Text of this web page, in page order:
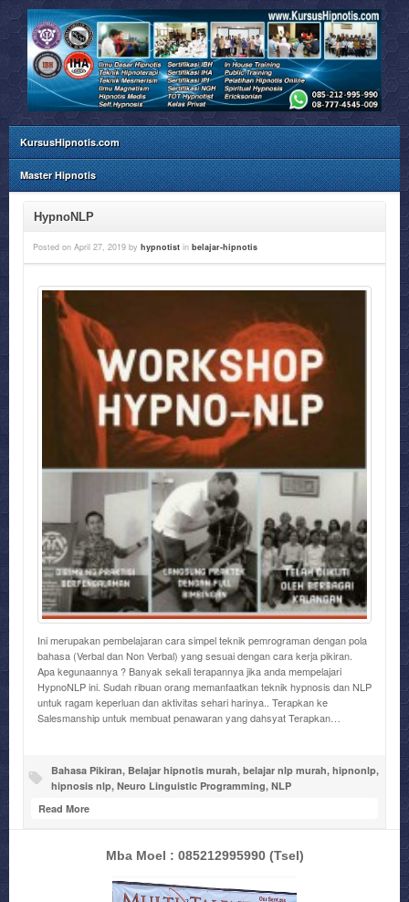
KursusHipnotis.com
Master Hipnotis
HypnoNLP
Posted on April 27, 2019 by hypnotist in belajar-hipnotis
Ini merupakan pembelajaran cara simpel teknik pemrograman dengan pola
bahasa (Verbal dan Non Verbal) yang sesuai dengan cara kerja pikiran.
Apa kegunaannya ? Banyak sekali terapannya jika anda mempelajari
HypnoNLP ini. Sudah ribuan orang memanfaatkan teknik hypnosis dan NLP
untuk ragam keperluan dan aktivitas sehari harinya.. Terapkan ke
Salesmanship untuk membuat penawaran yang dahsyat Terapkan…
Bahasa Pikiran, Belajar hipnotis murah, belajar nlp murah, hipnonlp,
hipnosis nlp, Neuro Linguistic Programming, NLP
Read More
Mba Moel : 085212995990(Tsel)